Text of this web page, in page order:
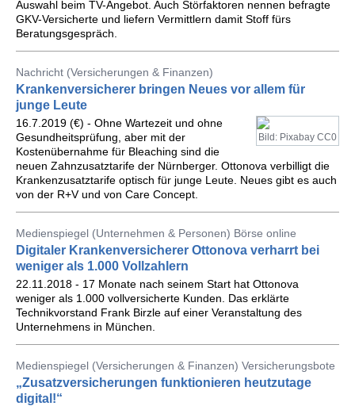
Auswahl beim TV-Angebot. Auch Störfaktoren nennen befragte
GKV-Versicherte und liefern Vermittlern damit Stoff fürs
Beratungsgespräch.
Nachricht (Versicherungen & Finanzen)
Krankenversicherer bringen Neues vor allem für
junge Leute
Bild: Pixabay CC0
16.7.2019 (€) - Ohne Wartezeit und ohne
Gesundheitsprüfung, aber mit der
Kostenübernahme für Bleaching sind die
neuen Zahnzusatztarife der Nürnberger. Ottonova verbilligt die
Krankenzusatztarife optisch für junge Leute. Neues gibt es auch
von der R+V und von Care Concept.
Medienspiegel (Unternehmen & Personen) Börse online
Digitaler Krankenversicherer Ottonova verharrt bei
weniger als 1.000 Vollzahlern
22.11.2018 - 17 Monate nach seinem Start hat Ottonova
weniger als 1.000 vollversicherte Kunden. Das erklärte
Technikvorstand Frank Birzle auf einer Veranstaltung des
Unternehmens in München.
Medienspiegel (Versicherungen & Finanzen) Versicherungsbote
„Zusatzversicherungen funktionieren heutzutage
digital!“